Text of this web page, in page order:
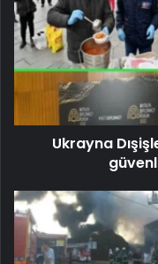
Ukrayna